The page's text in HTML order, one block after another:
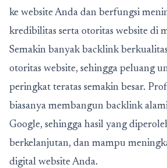
ke website Anda dan berfungsi
kredibilitas serta otoritas website di
Semakin banyak backlink
otoritas website, sehingga peluang
peringkat teratas semakin besar.
biasanya membangun backlink
Google, sehingga hasil yang
berkelanjutan, dan mampu
digital website Anda.